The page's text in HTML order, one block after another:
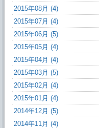
2015年08月 (4)
2015年07月 (4)
2015年06月 (5)
2015年05月 (4)
2015年04月 (4)
2015年03月 (5)
2015年02月 (4)
2015年01月 (4)
2014年12月 (5)
2014年11月 (4)